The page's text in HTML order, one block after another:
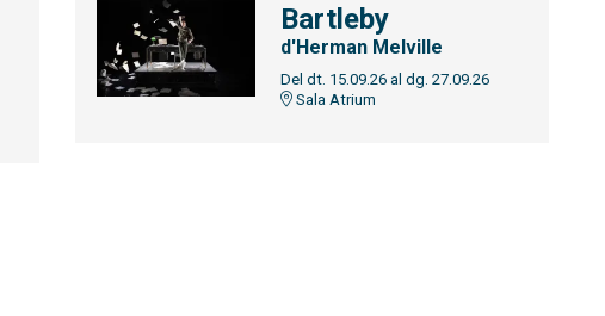
Bartleby
d'Herman Melville
Del dt. 15.09.26al dg. 27.09.26
Sala Atrium